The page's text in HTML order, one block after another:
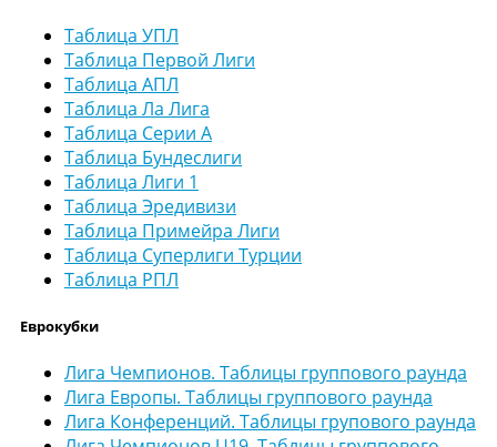
Таблица УПЛ
Таблица Первой Лиги
Таблица АПЛ
Таблица Ла Лига
Таблица Серии А
Таблица Бундеслиги
Таблица Лиги 1
Таблица Эредивизи
Таблица Примейра Лиги
Таблица Суперлиги Турции
Таблица РПЛ
Еврокубки
Лига Чемпионов. Таблицы группового раунда
Лига Европы. Таблицы группового раунда
Лига Конференций. Таблицы групового раунда